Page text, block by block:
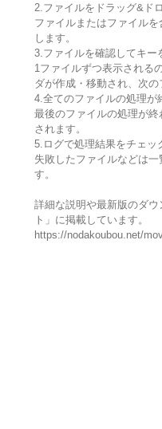
2.ファイルをドラッグ&ド
ファイルまたはファイル
します。
3.ファイルを確認してキー
1ファイルずつ表示される
ダが作成・移動され、次の
4.全てのファイルの処理が
最後のファイルの処理が
されます。
5.ログで処理結果をチェッ
失敗したファイルなどは
す。
詳細な説明や最新版のダ
ト」に掲載しています。
https://nodakoubou.net/